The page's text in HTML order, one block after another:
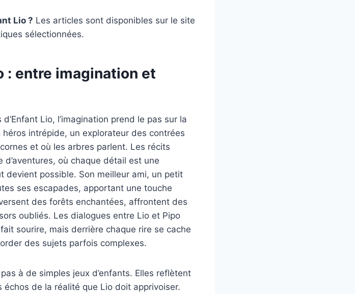
Lio ? Les articles sont disponibles sur le site
sélectionnées.
: entre imagination et
Lio, l’imagination prend le pas sur la
intrépide, un explorateur des contrées
et où les arbres parlent. Les récits
où chaque détail est une
devient possible. Son meilleur ami, un petit
ses escapades, apportant une touche
des forêts enchantées, affrontent des
oubliés. Les dialogues entre Lio et Pipo
sourire, mais derrière chaque rire se cache
des sujets parfois complexes.
à de simples jeux d’enfants. Elles reflètent
de la réalité que Lio doit apprivoiser.